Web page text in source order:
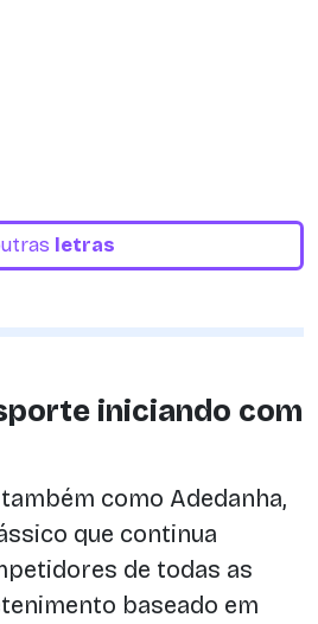
letras
iniciando com
como Adedanha,
que continua
de todas as
baseado em